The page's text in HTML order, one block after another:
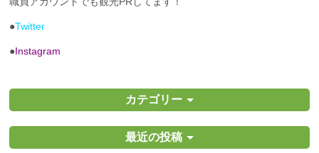
●Twitter
●Instagram
カテゴリー
最近の投稿